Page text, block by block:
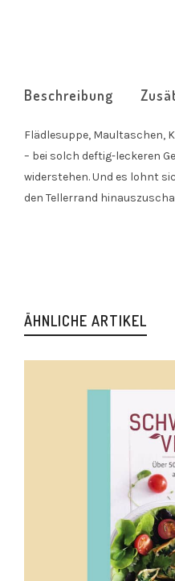
Beschreibung
Flädlesuppe, Maultaschen,
– bei solch deftig-leckeren
widerstehen. Und es lohnt
den Tellerrand
ÄHNLICHE ARTIKEL